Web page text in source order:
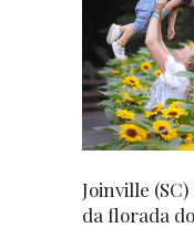
Joinville
da florada